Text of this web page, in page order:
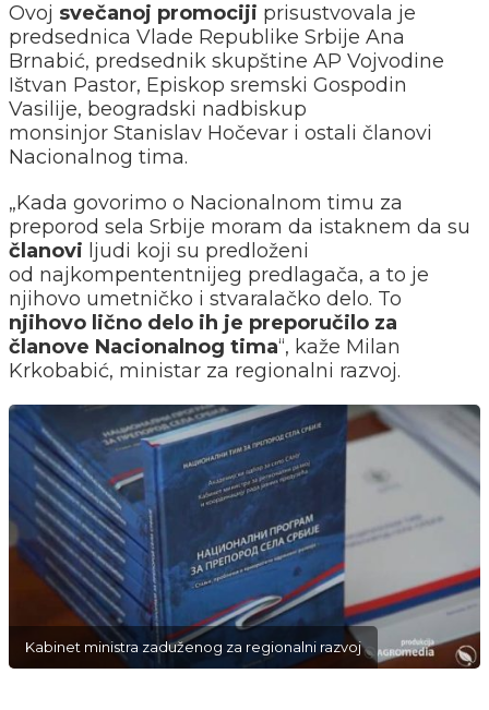
Ovoj svečanoj promociji prisustvovala je
predsednica Vlade Republike Srbije Ana
Brnabić, predsednik skupštine AP Vojvodine
Ištvan Pastor, Episkop sremski Gospodin
Vasilije, beogradski nadbiskup
monsinjor Stanislav Hočevar i ostali članovi
Nacionalnog tima.
„Kada govorimo o Nacionalnom timu za
preporod sela Srbije moram da istaknem da su
članovi ljudi koji su predloženi
od najkompententnijeg predlagača, a to je
njihovo umetničko i stvaralačko delo. To
njihovo lično delo ih je preporučilo za
članove Nacionalnog tima“, kaže Milan
Krkobabić, ministar za regionalni razvoj.
Kabinet ministra zaduženog za regionalni razvoj